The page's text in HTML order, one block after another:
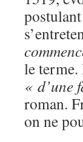
le terme.
« d’une
roman.
on ne